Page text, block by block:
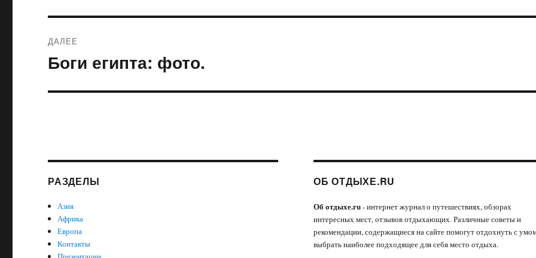
ДАЛЕЕ
Следующая
Боги египта: фото.
РАЗДЕЛЫ
Азия
Африка
Европа
Контакты
ОБ ОТДЫХЕ.RU
Об отдыхе.ru- интернет журнал о путешествиях, обзорах
интересных мест, отзывов отдыхающих. Различные советы и
рекомендации, содержащиеся на сайте помогут отдохнуть с
выбрать наиболее подходящее для себя место отдыха.